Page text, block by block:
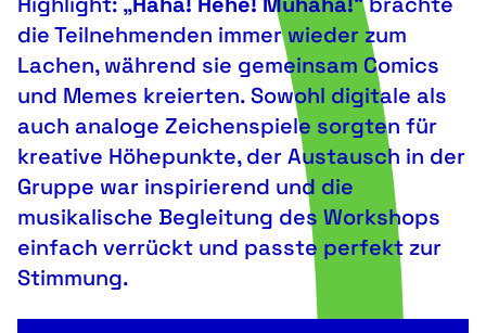
die Teilnehmenden immer wieder zum
Lachen, während sie gemeinsam Comics
und Memes kreierten. Sowohl digitale als
auch analoge Zeichenspiele sorgten für
kreative Höhepunkte, der Austausch in der
Gruppe war inspirierend und die
musikalische Begleitung des Workshops
einfach verrückt und passte perfekt zur
Stimmung.